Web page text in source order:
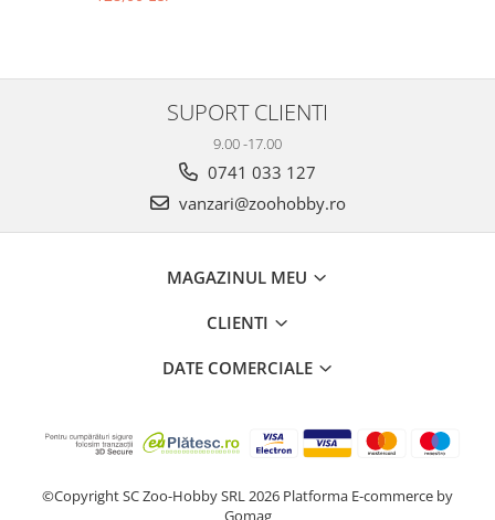
SUPORT CLIENTI
9.00 -17.00
0741 033 127
vanzari@zoohobby.ro
MAGAZINUL MEU
CLIENTI
DATE COMERCIALE
©Copyright SC Zoo-Hobby SRL 2026 Platforma E-commerce by